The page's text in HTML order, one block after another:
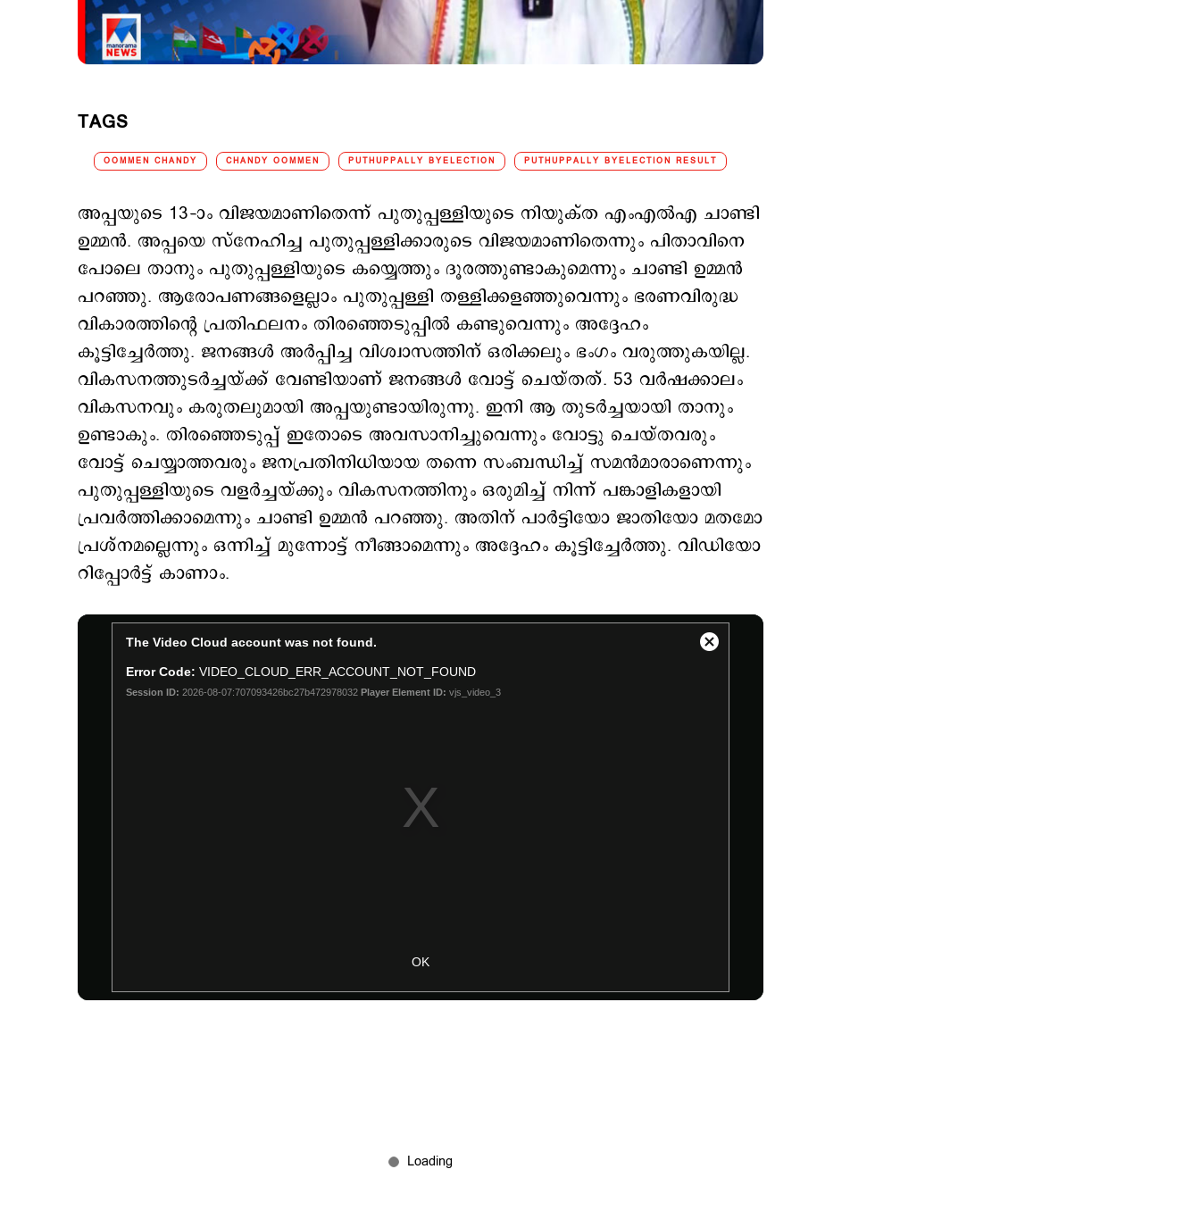
TAGS
OOMMEN CHANDY CHANDY OOMMEN PUTHUPPALLY BYELECTION PUTHUPPALLY BYELECTION RESULT
അപ്പയുടെ 13–ാം വിജയമാണിതെന്ന് പുതുപ്പള്ളിയുടെ നിയുക്ത എംഎല്‍എ ചാണ്ടി
ഉമ്മന്‍. അപ്പയെ സ്നേഹിച്ച പുതുപ്പള്ളിക്കാരുടെ വിജയമാണിതെന്നും പിതാവിനെ
പോലെ താനും പുതുപ്പള്ളിയുടെ കയ്യെത്തും ദൂരത്തുണ്ടാകുമെന്നും ചാണ്ടി ഉമ്മന്‍
പറഞ്ഞു. ആരോപണങ്ങളെല്ലാം പുതുപ്പള്ളി തള്ളിക്കളഞ്ഞുവെന്നും ഭരണവിരുദ്ധ
വികാരത്തിന്‍റെ പ്രതിഫലനം തിരഞ്ഞെടുപ്പില്‍ കണ്ടുവെന്നും അദ്ദേഹം
കൂട്ടിച്ചേര്‍ത്തു. ജനങ്ങള്‍ അര്‍പ്പിച്ച വിശ്വാസത്തിന് ഒരിക്കലും ഭംഗം വരുത്തുകയില്ല‍.
വികസനത്തുടര്‍ച്ചയ്ക്ക് വേണ്ടിയാണ് ജനങ്ങള്‍ വോട്ട് ചെയ്തത്. 53 വര്‍ഷക്കാലം
വികസനവും കരുതലുമായി അപ്പയുണ്ടായിരുന്നു. ഇനി ആ തുടര്‍ച്ചയായി താനും
ഉണ്ടാകും. തിരഞ്ഞെടുപ്പ് ഇതോടെ അവസാനിച്ചുവെന്നും വോട്ടു ചെയ്തവരും
വോട്ട് ചെയ്യാത്തവരും ജനപ്രതിനിധിയായ തന്നെ സംബന്ധിച്ച് സമന്‍മാരാണെന്നും
പുതുപ്പള്ളിയുടെ വളര്‍ച്ചയ്ക്കും വികസനത്തിനും ഒരുമിച്ച് നിന്ന് പങ്കാളികളായി
പ്രവര്‍ത്തിക്കാമെന്നും ചാണ്ടി ഉമ്മന്‍ പറഞ്ഞു. അതിന് പാര്‍ട്ടിയോ ജാതിയോ മതമോ
പ്രശ്നമല്ലെന്നും ഒന്നിച്ച് മുന്നോട്ട് നീങ്ങാമെന്നും അദ്ദേഹം കൂട്ടിച്ചേര്‍ത്തു. വിഡിയോ
റിപ്പോര്‍ട്ട് കാണാം.